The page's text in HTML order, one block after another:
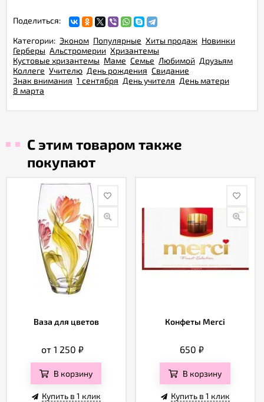
Поделиться:
Категории: Эконом Популярные Хиты продаж Новинки
Герберы Альстромерии Хризантемы
Кустовые хризантемы Маме Семье Любимой Друзьям
Коллеге Учителю День рождения Свидание
Знак внимания 1 сентября День учителя День матери
8 марта
С этим товаром также
покупают
Ваза для цветов
от 1 250₽
В корзину
Купить в 1 клик
Конфеты Merci
650 ₽
В корзину
Купить в 1 клик